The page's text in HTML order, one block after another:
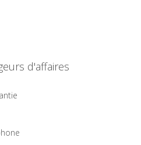
d'affaires